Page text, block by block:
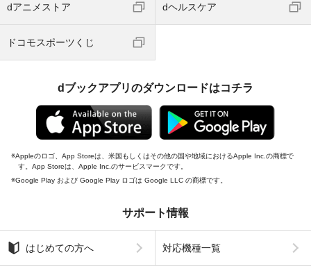
dアニメストア dヘルスケア
ドコモスポーツくじ
dブックアプリのダウンロードはコチラ
Appleのロゴ、App Storeは、米国もしくはその他の国や地域におけるApple Inc.の商標で
す。App Storeは、Apple Inc.のサービスマークです。
Google Play および Google Play ロゴは Google LLC の商標です。
サポート情報
はじめての方へ 対応機種一覧